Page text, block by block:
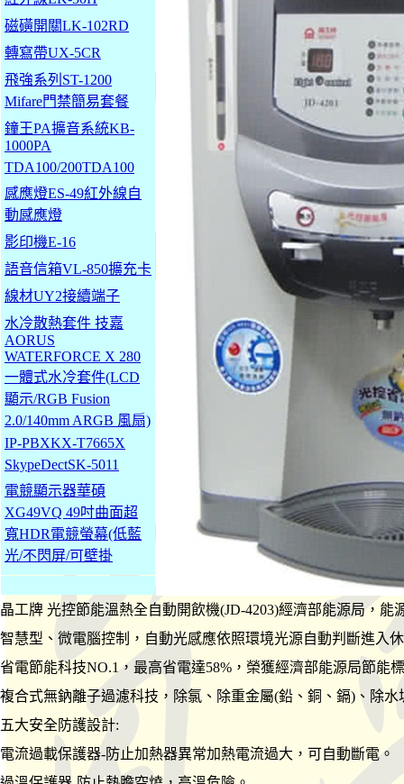
磁磺開關LK-102RD
轉寫帶UX-5CR
飛強系列ST-1200
Mifare門禁簡易套餐
鐘王PA擴音系統KB-
1000PA
TDA100/200TDA100
感應燈ES-49紅外線自
動感應燈
影印機E-16
語音信箱VL-850擴充卡
線材UY2接續端子
水冷散熱套件 技嘉
AORUS
WATERFORCE X 280
一體式水冷套件(LCD
顯示/RGB Fusion
2.0/140mm ARGB 風扇)
IP-PBXKX-T7665X
SkypeDectSK-5011
電競顯示器華碩
XG49VQ 49吋曲面超
寬HDR電競螢幕(低藍
光/不閃屏/可壁掛
晶工牌 光控節能溫熱全自動開飲機(JD-4203)經濟部能源局，
智慧型、微電腦控制，自動光感應依照環境光源自動判斷進入
省電節能科技NO.1，最高省電達58%，榮獲經濟部能源局節能
複合式無鈉離子過濾科技，除氯、除重金屬(鉛、銅、鎘)、除
五大安全防護設計:
電流過載保護器-防止加熱器異常加熱電流過大，可自動斷電。